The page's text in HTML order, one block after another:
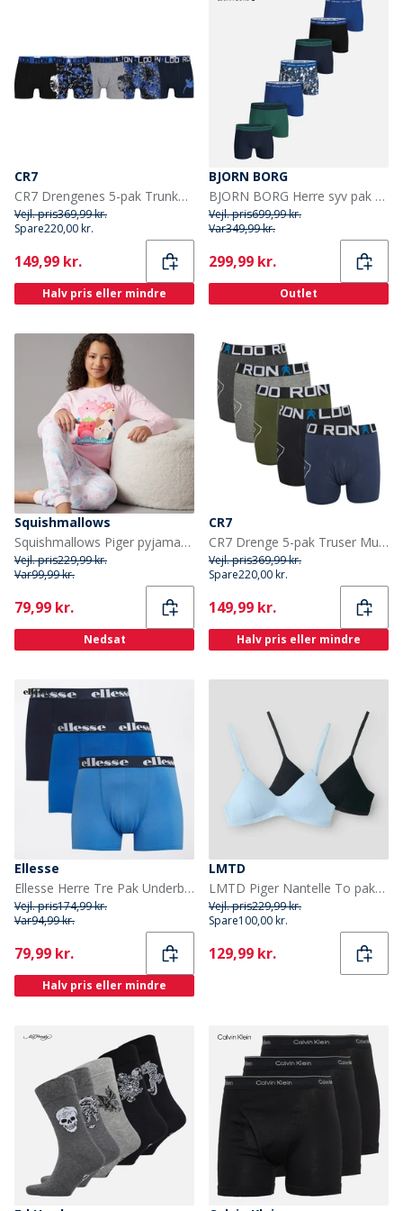
CR7
CR7 Drengenes 5-pak Trunker Multifarvet
Vejl. pris369,99 kr.
Spare220,00 kr.
Current
149,99 kr.
Halv pris eller mindre
BJORN BORG
BJORN BORG Herre syv pak bomuld stretch boxers Multipack 3
Vejl. pris699,99 kr.
Var349,99 kr.
Current
299,99 kr.
Outlet
Squishmallows
Squishmallows Piger pyjamas sæt Ballerina/Hvid
Vejl. pris229,99 kr.
Var99,99 kr.
Current
79,99 kr.
Nedsat
CR7
CR7 Drenge 5-pak Truser Multifarvet
Vejl. pris369,99 kr.
Spare220,00 kr.
Current
149,99 kr.
Halv pris eller mindre
Ellesse
Ellesse Herre Tre Pak Underbukser Marineblå / Blå
Vejl. pris174,99 kr.
Var94,99 kr.
Current
79,99 kr.
Halv pris eller mindre
LMTD
LMTD Piger Nantelle To pakker Bralette Windsurfer
Vejl. pris229,99 kr.
Spare100,00 kr.
Current
129,99 kr.